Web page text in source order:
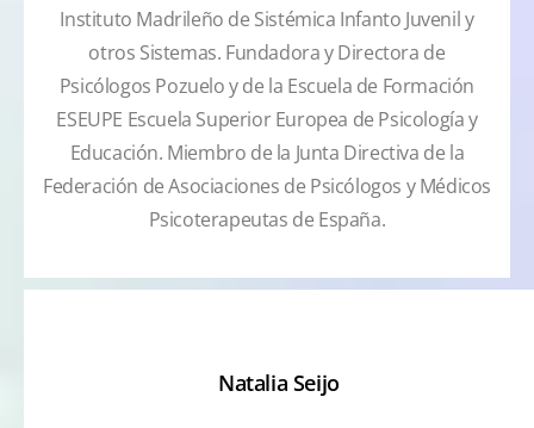
Instituto Madrileño de Sistémica Infanto Juvenil y
otros Sistemas. Fundadora y Directora de
Psicólogos Pozuelo y de la Escuela de Formación
ESEUPE Escuela Superior Europea de Psicología y
Educación. Miembro de la Junta Directiva de la
Federación de Asociaciones de Psicólogos y Médicos
Psicoterapeutas de España.
Natalia Seijo